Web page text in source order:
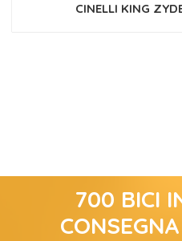
CINELLI KING
700 BICI